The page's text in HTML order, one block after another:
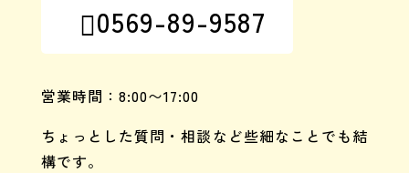
0569-89-9587
営業時間：8:00〜17:00
ちょっとした質問・相談など些細なことでも結
構です。